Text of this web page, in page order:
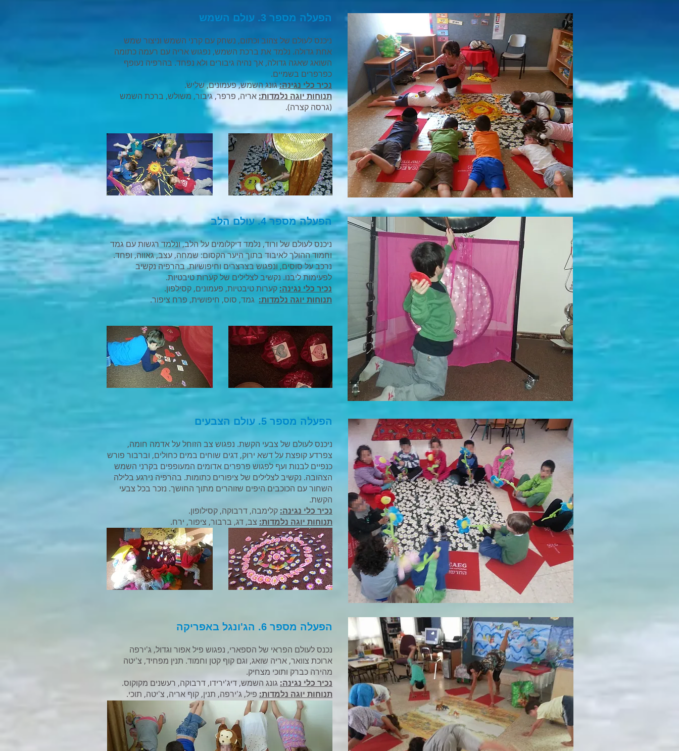
הפעלה מספר 3. עולם השמש
ניכנס לעולם של צהוב וכתום, נשחק עם קרני השמש וניצור שמש
אחת גדולה. נלמד את ברכת השמש, נפגוש אריה עם רעמה כתומה
השואג שאגה גדולה, אך נהיה גיבורים ולא נפחד. בהרפיה נעופף
כפרפרים בשמיים.
נכיר כלי נגינה:גונג השמש, פעמונים, שליש.
תנוחות יוגה נלמדות: אריה, פרפר, גיבור, משולש, ברכת השמש
(גרסה קצרה).
הפעלה מספר 4. עולם הלב
ניכנס לעולם של ורוד, נלמד דיקלומים על הלב, ונלמד רגשות עם גמד
וחמוד ההולך לאיבוד בתוך היער הקסום: שמחה, עצב, גאווה, ופחד.
נרכב על סוסים, ונפגוש בצרצרים וחיפושיות. בהרפיה נקשיב
לפעימות ליבנו. נקשיב לצלילים של קערות טיבטיות.
נכיר כלי נגינה: קערות טיבטיות, פעמונים, קסילפון.
תנוחות יוגה נלמדות: גמד, סוס, חיפושית, פרח ציפור.
הפעלה מספר 5. עולם הצבעים
ניכנס לעולם של צבעי הקשת. נפגוש צב הזוחל על אדמה חומה,
צפרדע קופצת על דשא ירוק, דגים שוחים במים כחולים, וברבור פורש
כנפיים לבנות ועף לפגוש פרפרים אדומים המעופפים בקרני השמש
הצהובה. נקשיב לצלילים של ציפורים כתומות. בהרפיה נירגע בלילה
השחור עם הכוכבים היפים שזוהרים מתוך החושך. נזכר בכל צבעי
הקשת.
נכיר כלי נגינה: קלימבה, דרבוקה, קסילופון.
תנוחות יוגה נלמדות: צב, דג, ברבור, ציפור, ירח.
הפעלה מספר 6. הג'ונגל באפריקה
נכנס לעולם הפראי של הספארי, נפגוש פיל אפור וגדול, ג'ירפה
ארוכת צוואר, אריה שואג, וגם קוף קטן וחמוד. תנין מפחיד, צ'יטה
מהירה כברק ותוכי מצחיק.
נכיר כלי נגינה: גונג השמש, דיג'ירידו, דרבוקה, רעשנים מקוקוס.
תנוחות יוגה נלמדות: פיל, ג'ירפה, תנין, קוף אריה, צ'יטה, תוכי.